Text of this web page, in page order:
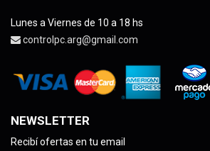
Lunes a Viernes de 10 a 18 hs
controlpc.arg@gmail.com
NEWSLETTER
Recibí ofertas en tu email